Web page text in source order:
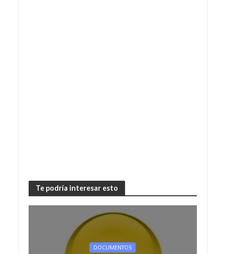
Te podría interesar esto
DOCUMENTOS